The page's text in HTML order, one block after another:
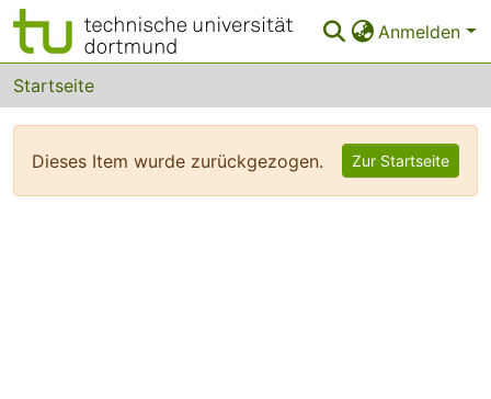
Anmelden
Bereiche & Sammlungen
Das gesamte Repositorium
FAQ
Startseite
Dieses Item wurde zurückgezogen. Zur Startseite